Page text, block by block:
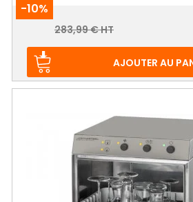
-10%
Prix
Prix
283,99 € HT
AJOUTER AU